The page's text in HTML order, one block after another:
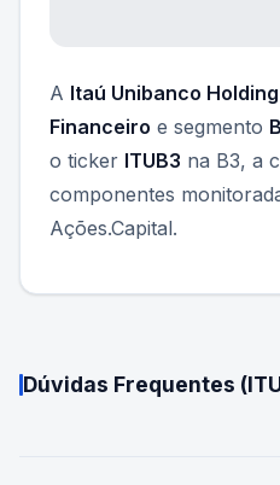
A Itaú Unibanco Holding
Financeiro e segmento
o ticker ITUB3 na B3, a
componentes
Ações.Capital.
Dúvidas Frequentes (